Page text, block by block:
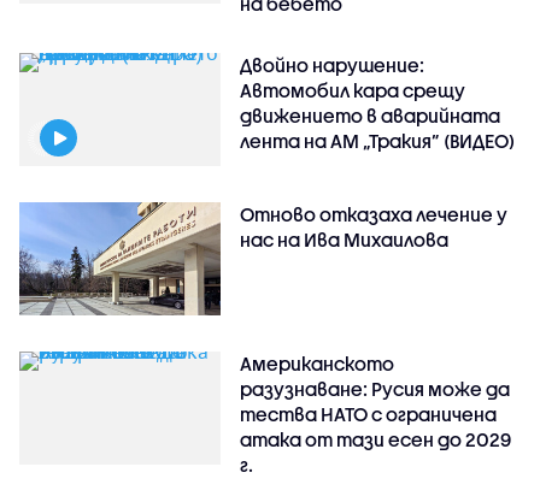
Двойно нарушение:
Автомобил кара срещу
движението в аварийната
лента на АМ „Тракия” (ВИДЕО)
Отново отказаха лечение у
нас на Ива Михаилова
Американското
разузнаване: Русия може да
тества НАТО с ограничена
атака от тази есен до 2029
г.